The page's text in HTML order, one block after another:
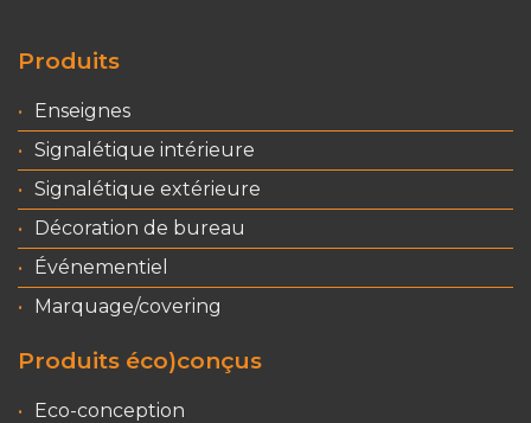
Produits
Enseignes
Signalétique intérieure
Signalétique extérieure
Décoration de bureau
Événementiel
Marquage/covering
Produits éco)conçus
Eco-conception